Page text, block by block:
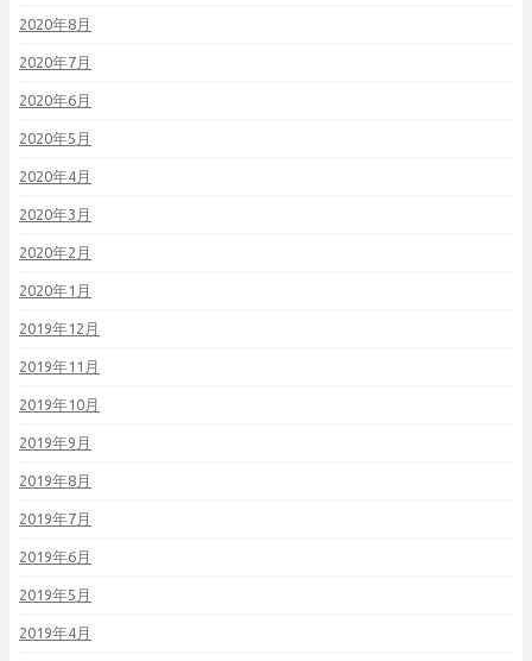
2020年8月
2020年7月
2020年6月
2020年5月
2020年4月
2020年3月
2020年2月
2020年1月
2019年12月
2019年11月
2019年10月
2019年9月
2019年8月
2019年7月
2019年6月
2019年5月
2019年4月